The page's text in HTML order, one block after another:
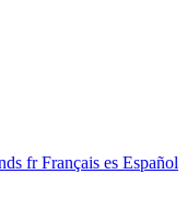
frFrançais es Español